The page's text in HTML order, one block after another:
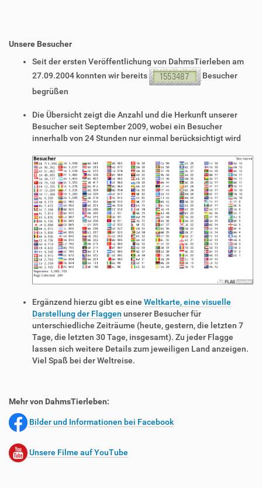
Unsere Besucher
Seit der ersten Veröffentlichung von DahmsTierleben am
27.09.2004 konnten wir bereits
Besucher
begrüßen
Die Übersicht zeigt die Anzahl und die Herkunft unserer
Besucher seit September 2009, wobei ein Besucher
innerhalb von 24 Stunden nur einmal berücksichtigt wird
Ergänzend hierzu gibt es eine Weltkarte, eine visuelle
Darstellung der Flaggen unserer Besucher für
unterschiedliche Zeiträume (heute, gestern, die letzten 7
Tage, die letzten 30 Tage, insgesamt). Zu jeder Flagge
lassen sich weitere Details zum jeweiligen Land anzeigen.
Viel Spaß bei der Weltreise.
Mehr von DahmsTierleben:
Bilder und Informationen bei Facebook
Unsere Filme auf YouTube